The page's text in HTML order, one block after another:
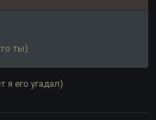
ты)
его угадал)